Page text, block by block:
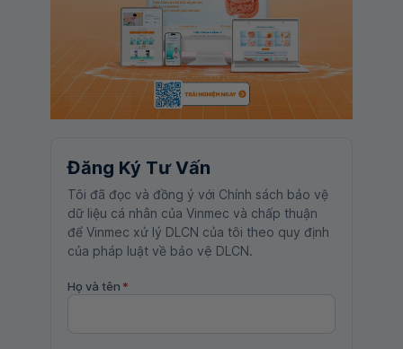
Đăng Ký Tư Vấn
Tôi đã đọc và đồng ý với Chính sách bảo vệ
dữ liệu cá nhân của Vinmec và chấp thuận
để Vinmec xử lý DLCN của tôi theo quy định
của pháp luật về bảo vệ DLCN.
Họ và tên *